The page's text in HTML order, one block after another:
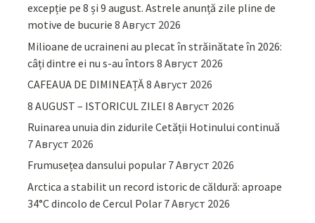
excepție pe 8 și 9 august. Astrele anunță zile pline de
motive de bucurie 8 Август 2026
Milioane de ucraineni au plecat în străinătate în 2026:
câți dintre ei nu s-au întors 8 Август 2026
CAFEAUA DE DIMINEAȚĂ8 Август 2026
8 AUGUST – ISTORICUL ZILEI 8 Август 2026
Ruinarea unuia din zidurile Cetății Hotinului continuă
7 Август 2026
Frumusețea dansului popular 7 Август 2026
Arctica a stabilit un record istoric de căldură: aproape
34°C dincolo de Cercul Polar 7 Август 2026